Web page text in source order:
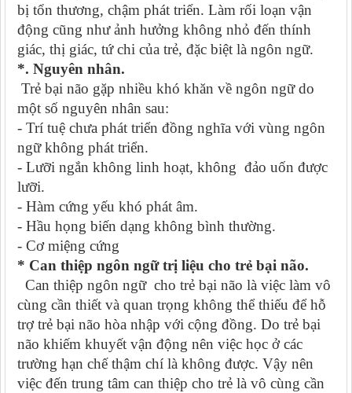
bị tổn thương, chậm phát triển. Làm rối loạn vận
động cũng như ảnh hưởng không nhỏ đến thính
giác, thị giác, tứ chi của trẻ, đặc biệt là ngôn ngữ.
*. Nguyên nhân.
Trẻ bại não gặp nhiều khó khăn về ngôn ngữ do
một số nguyên nhân sau:
- Trí tuệ chưa phát triển đồng nghĩa với vùng ngôn
ngữ không phát triển.
- Lưỡi ngắn không linh hoạt, không đảo uốn được
lưỡi.
- Hàm cứng yếu khó phát âm.
- Hầu họng biến dạng không bình thường.
- Cơ miệng cứng
* Can thiệp ngôn ngữ trị liệu cho trẻ bại não.
Can thiệp ngôn ngữ cho trẻ bại não là việc làm vô
cùng cần thiết và quan trọng không thể thiếu để hỗ
trợ trẻ bại não hòa nhập với cộng đồng. Do trẻ bại
não khiếm khuyết vận động nên việc học ở các
trường hạn chế thậm chí là không được. Vậy nên
việc đến trung tâm can thiệp cho trẻ là vô cùng cần